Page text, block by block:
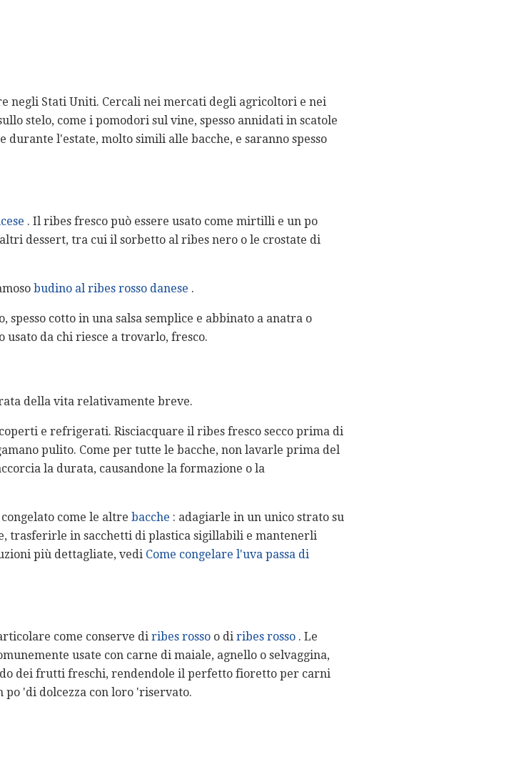
negli Stati Uniti. Cercali nei mercati degli agricoltori e nei
stelo, come i pomodori sul vine, spesso annidati in scatole
durante l'estate, molto simili alle bacche, e saranno spesso
. Il ribes fresco può essere usato come mirtilli e un po
dessert, tra cui il sorbetto al ribes nero o le crostate di
budino al ribes rosso danese .
spesso cotto in una salsa semplice e abbinato a anatra o
usato da chi riesce a trovarlo, fresco.
della vita relativamente breve.
e refrigerati. Risciacquare il ribes fresco secco prima di
pulito. Come per tutte le bacche, non lavarle prima del
la durata, causandone la formazione o la
come le altre bacche : adagiarle in un unico strato su
trasferirle in sacchetti di plastica sigillabili e mantenerli
più dettagliate, vedi Come congelare l'uva passa di
come conserve di ribes rosso o di ribes rosso . Le
usate con carne di maiale, agnello o selvaggina,
dei frutti freschi, rendendole il perfetto fioretto per carni
'di dolcezza con loro 'riservato.